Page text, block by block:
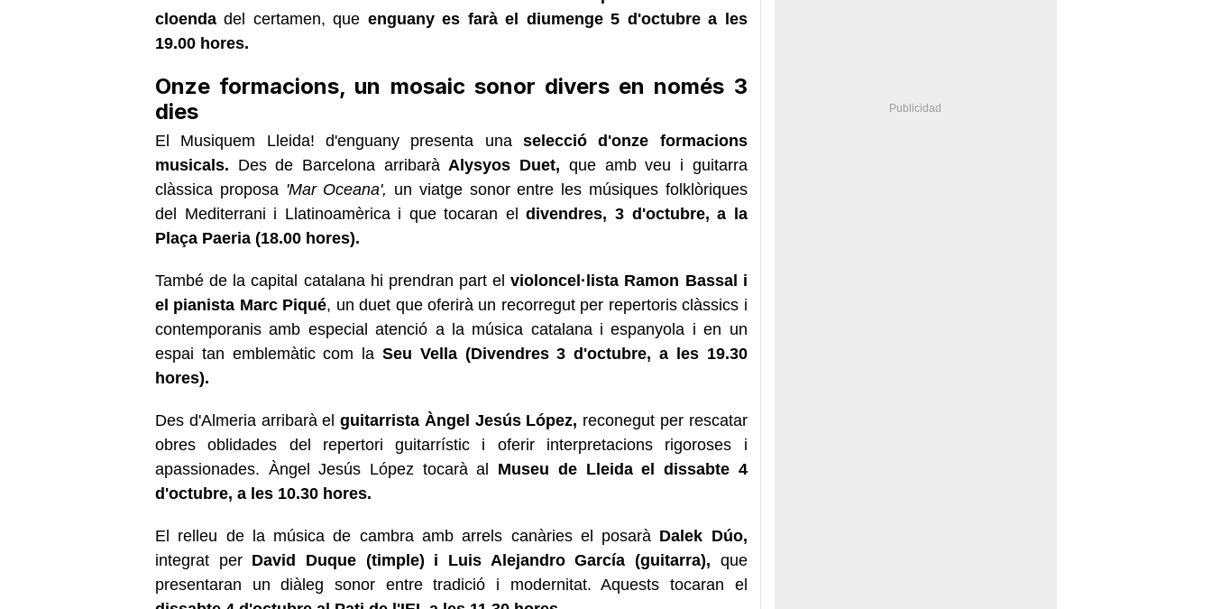
cloenda del certamen, que enguany es farà el diumenge 5 d'octubre a les
19.00 hores.
Onze formacions, un mosaic sonor divers en només 3
dies
El Musiquem Lleida! d'enguany presenta una selecció d'onze formacions
musicals. Des de Barcelona arribaràAlysyos Duet, que amb veu i guitarra
clàssica proposa 'Mar Oceana', un viatge sonor entre les músiques folklòriques
del Mediterrani i Llatinoamèrica i que tocaran eldivendres, 3 d'octubre, a la
Plaça Paeria (18.00 hores).
També de la capital catalana hi prendran part el violoncel·lista Ramon Bassal i
el pianista Marc Piqué, un duet que oferirà un recorregut per repertoris clàssics i
contemporanis amb especial atenció a la música catalana i espanyola i en un
espai tan emblemàtic com laSeu Vella (Divendres 3 d'octubre, a les 19.30
hores).
Des d'Almeria arribarà elguitarrista Àngel Jesús López, reconegut per rescatar
obres oblidades del repertori guitarrístic i oferir interpretacions rigoroses i
apassionades. Àngel Jesús López tocarà al Museu de Lleida el dissabte 4
d'octubre, a les 10.30 hores.
El relleu de la música de cambra amb arrels canàries el posarà Dalek Dúo,
integrat per David Duque (timple) i Luis Alejandro García (guitarra), que
presentaran un diàleg sonor entre tradició i modernitat. Aquests tocaran el